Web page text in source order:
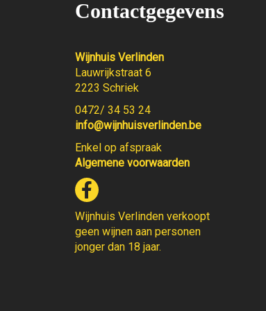
Contactgegevens
Wijnhuis Verlinden
Lauwrijkstraat 6
2223 Schriek
0472/ 34 53 24
info@wijnhuisverlinden.be
Enkel op afspraak
Algemene voorwaarden
Wijnhuis Verlinden verkoopt
geen wijnen aan personen
jonger dan 18 jaar.